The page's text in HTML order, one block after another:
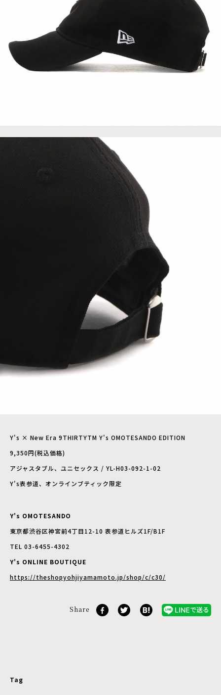
Y's × New Era 9THIRTYTM Y's OMOTESANDO EDITION
9,350円(税込価格)
アジャスタブル、ユニセックス / YL-H03-092-1-02
Y's表参道、オンラインブティック限定
Y's OMOTESANDO
東京都渋谷区神宮前4丁目12-10 表参道ヒルズ1F/B1F
TEL 03-6455-4302
Y's ONLINE BOUTIQUE
https://theshopyohjiyamamoto.jp/shop/c/c30/
Share
Tag